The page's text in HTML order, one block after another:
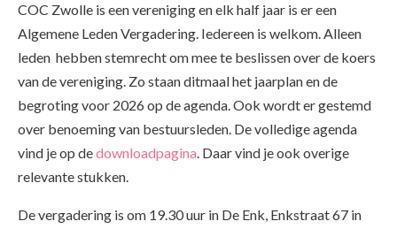
COC Zwolle is een vereniging en elk half jaar is er een
Algemene Leden Vergadering. Iedereen is welkom. Alleen
leden hebben stemrecht om mee te beslissen over de koers
van de vereniging. Zo staan ditmaal het jaarplan en de
begroting voor 2026 op de agenda. Ook wordt er gestemd
over benoeming van bestuursleden. De volledige agenda
vind je op dedownloadpagina. Daar vind je ook overige
relevante stukken.
De vergadering is om 19.30 uur in De Enk, Enkstraat 67 in